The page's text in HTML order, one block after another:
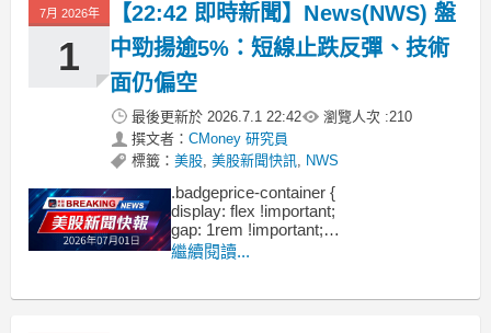
7月 2026年
1
【22:42 即時新聞】News(NWS) 盤
中勁揚逾5%：短線止跌反彈、技術
面仍偏空
最後更新於 2026.7.1 22:42 瀏覽人次 :210
撰文者： CMoney 研究員
標籤： 美股, 美股新聞快訊, NWS
.badgeprice-container {
display: flex !important;
gap: 1rem !important;
flex-wrap: wrap !important; /* 自動換行 */
繼續閱讀...